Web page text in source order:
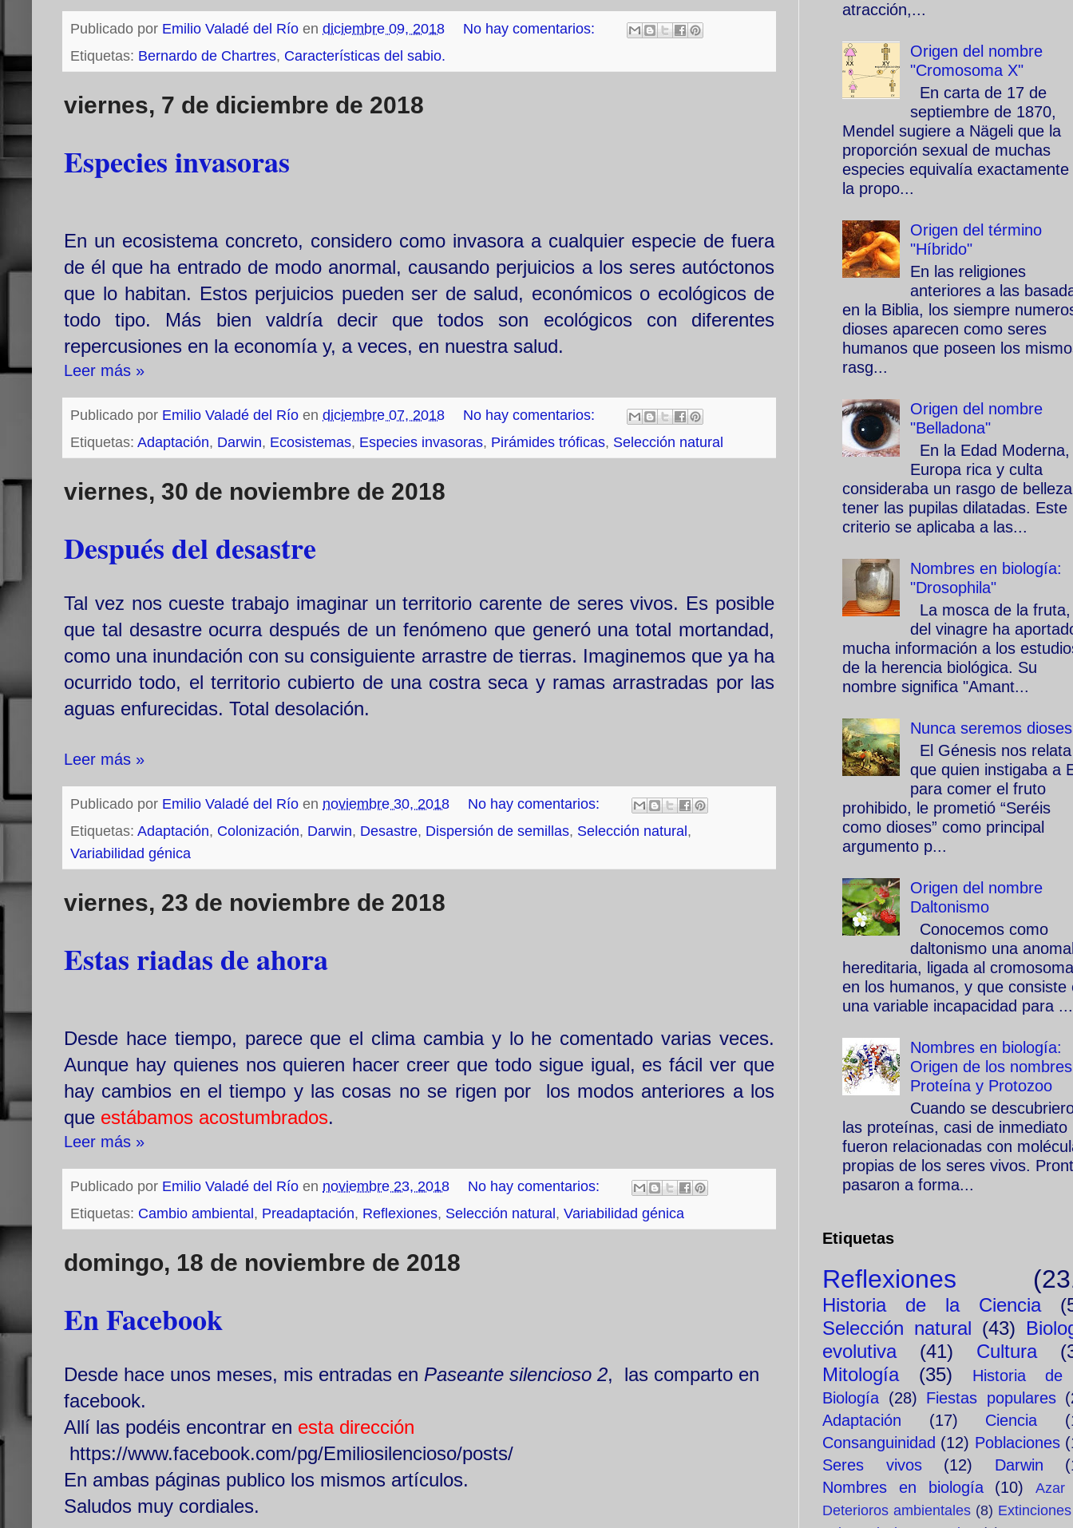
Publicado por Emilio Valadé del Río en diciembre 09, 2018
No hay comentarios:
Etiquetas: Bernardo de Chartres, Características del sabio.
viernes, 7 de diciembre de 2018
Especies invasoras
En un ecosistema concreto, considero como invasora a cualquier especie de fuera
de él que ha entrado de modo anormal, causando perjuicios a los seres autóctonos
que lo habitan. Estos perjuicios pueden ser de salud, económicos o ecológicos de
todo tipo. Más bien valdría decir que todos son ecológicos con diferentes
repercusiones en la economía y, a veces, en nuestra salud.
Leer más »
Publicado por Emilio Valadé del Río en diciembre 07, 2018
No hay comentarios:
Etiquetas: Adaptación, Darwin, Ecosistemas, Especies invasoras, Pirámides tróficas, Selección natural
viernes, 30 de noviembre de 2018
Después del desastre
Tal vez nos cueste trabajo imaginar un territorio carente de seres vivos. Es posible
que tal desastre ocurra después de un fenómeno que generó una total mortandad,
como una inundación con su consiguiente arrastre de tierras. Imaginemos que ya ha
ocurrido todo, el territorio cubierto de una costra seca y ramas arrastradas por las
aguas enfurecidas. Total desolación.
Leer más »
Publicado por Emilio Valadé del Río en noviembre 30, 2018
No hay comentarios:
Etiquetas: Adaptación, Colonización, Darwin, Desastre, Dispersión de semillas, Selección natural ,
Variabilidad génica
viernes, 23 de noviembre de 2018
Estas riadas de ahora
Desde hace tiempo, parece que el clima cambia y lo he comentado varias veces.
Aunque hay quienes nos quieren hacer creer que todo sigue igual, es fácil ver que
hay cambios en el tiempo y las cosas no se rigen por los modos anteriores a los
que estábamos acostumbrados.
Leer más »
Publicado por Emilio Valadé del Río en noviembre 23, 2018
No hay comentarios:
Etiquetas: Cambio ambiental , Preadaptación, Reflexiones, Selección natural , Variabilidad génica
domingo, 18 de noviembre de 2018
En Facebook
Desde hace unos meses, mis entradas en Paseante silencioso 2, las comparto en
facebook.
Allí las podéis encontrar en esta dirección
https://www.facebook.com/pg/Emiliosilencioso/posts/
En ambas páginas publico los mismos artículos.
Saludos muy cordiales.
atracción,...
Origen del nombre
"Cromosoma X"
En carta de 17 de
septiembre de 1870,
Mendel sugiere a Nägeli que la
proporción sexual de muchas
especies equivalía exactamente
la propo...
Origen del término
"Híbrido"
En las religiones
anteriores a las
en la Biblia, los siempre
dioses aparecen como seres
humanos que poseen los
rasg...
Origen del nombre
"Belladona"
En la Edad Moderna,
Europa rica y culta
consideraba un rasgo de
tener las pupilas dilatadas. Este
criterio se aplicaba a las...
Nombres en biología:
"Drosophila"
La mosca de la
del vinagre ha
mucha información a los
de la herencia biológica. Su
nombre significa "Amant...
Nunca seremos dioses
El Génesis nos relata
que quien instigaba a
para comer el fruto
prohibido, le prometió “Seréis
como dioses” como principal
argumento p...
Origen del nombre
Daltonismo
Conocemos como
daltonismo una
hereditaria, ligada al
en los humanos, y que consiste
una variable incapacidad para ...
Nombres en biología:
Origen de los nombres
Proteína y Protozoo
Cuando se
las proteínas, casi de inmediato
fueron relacionadas con
propias de los seres vivos.
pasaron a forma...
Etiquetas
Reflexiones
Historia de la Ciencia
Selección natural (43)
evolutiva
(41) Cultura
Mitología
(35)
Historia
Biología (28) Fiestas populares
Adaptación
(17) Ciencia
Consanguinidad (12) Poblaciones
Seres vivos
(12) Darwin
Nombres en biología
(10)
Azar
Deterioros ambientales (8) Extinciones